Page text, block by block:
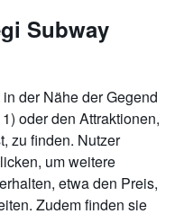
Subway
der Nähe der Gegend
oder den Attraktionen,
zu finden. Nutzer
um weitere
etwa den Preis,
Zudem finden sie